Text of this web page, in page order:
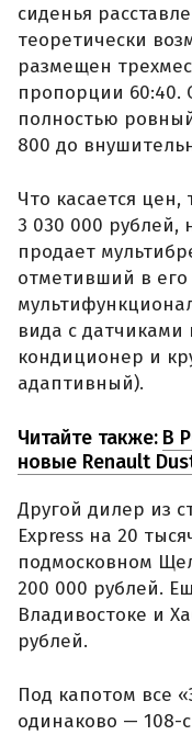
сиденья
теоретически
размещен
пропорции 60:40.
полностью
800 до
Что касается
3 030 000 рублей,
продает
отметивший в
вида с датчиками
кондиционер и
адаптивный).
Читайте также: В
новые Renault
Другой дилер из
Express на 20
подмосковном
200 000 рублей.
Владивостоке и
рублей.
Под капотом все
одинаково —